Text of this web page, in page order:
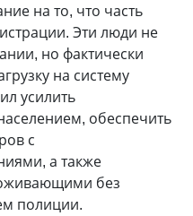
на то, что часть
Эти люди не
но фактически
на систему
усилить
обеспечить
с
а также
без
полиции.